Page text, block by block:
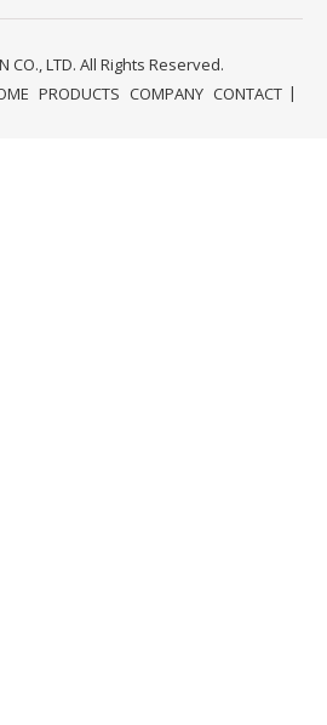
CO., LTD. All Rights Reserved.
PRODUCTS COMPANY CONTACT